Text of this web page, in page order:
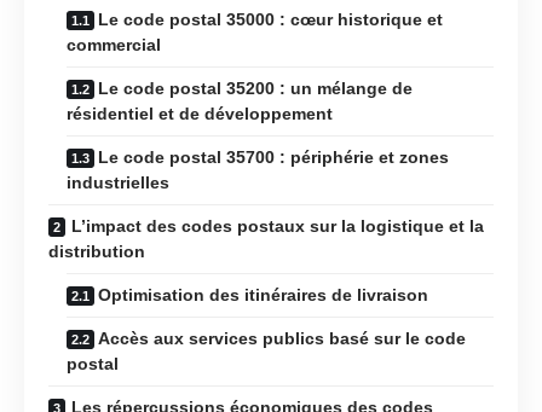
Le code postal 35000 : cœur historique et
commercial
Le code postal 35200 : un mélange de
résidentiel et de développement
Le code postal 35700 : périphérie et zones
industrielles
L’impact des codes postaux sur la logistique et la
distribution
Optimisation des itinéraires de livraison
Accès aux services publics basé sur le code
postal
Les répercussions économiques des codes